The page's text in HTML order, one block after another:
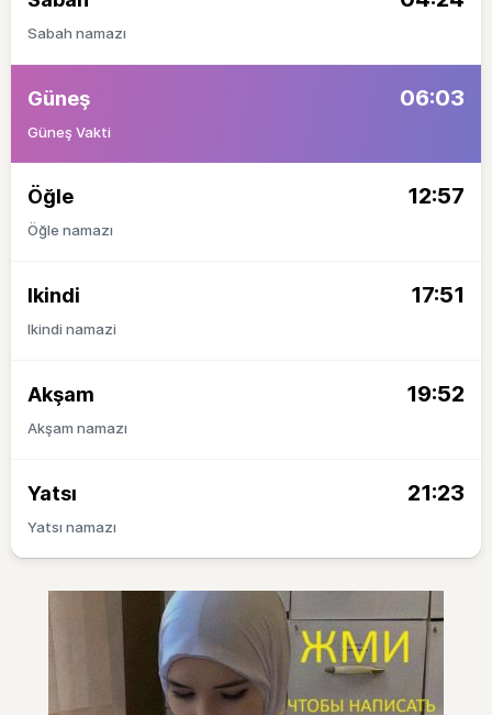
Sabah namazı
Güneş 06:03
Güneş Vakti
Öğle 12:57
Öğle namazı
Ikindi 17:51
Ikindi namazi
Akşam 19:52
Akşam namazı
Yatsı 21:23
Yatsı namazı